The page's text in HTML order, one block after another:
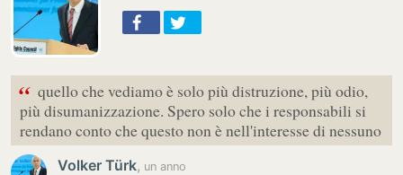
“ quello che vediamo è solo più distruzione, più odio,
più disumanizzazione. Spero solo che i responsabili si
rendano conto che questo non è nell'interesse di nessuno
Volker Türk, un anno